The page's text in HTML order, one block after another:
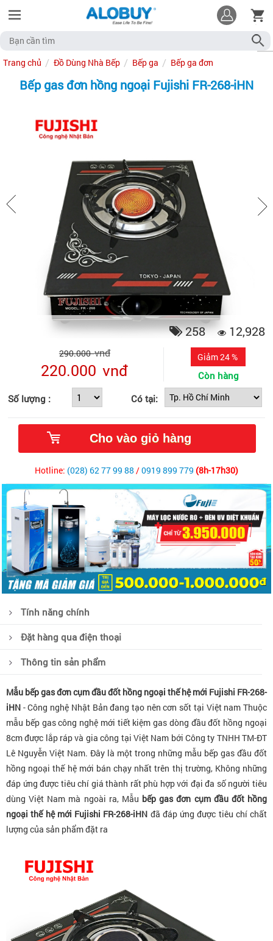
Trang chủ Đồ Dùng Nhà Bếp Bếp ga Bếp ga đơn
Bếp gas đơn hồng ngoại Fujishi FR-268-iHN
258 12,928
290.000vnđ
220.000 vnđ
Giảm 24 %
Còn hàng
Số lượng :
Có tại:
Hotline: (028) 62 77 99 88 /0919 899 779 (8h-17h30)
Tính năng chính
Đặt hàng qua điện thoại
Thông tin sản phẩm
Mẫu bếp gas đơn cụm đầu đốt hồng ngoại thế hệ mới Fujishi FR-268-
iHN - Công nghệ Nhật Bản đang tạo nên cơn sốt tại Việt nam Thuộc
mẫu bếp gas công nghệ mới tiết kiệm gas dòng đầu đốt hồng ngoại
8cm được lắp ráp và gia công tại Việt Nam bới Công ty TNHH TM-ĐT
Lê Nguyễn Việt Nam. Đây là một trong những mẫu bếp gas đầu đốt
hồng ngoại thế hệ mới bán chạy nhất trên thị trường, Không những
đáp ứng được tiêu chí giá thành rất phù hợp với đại đa số người tiêu
dùng Việt Nam mà ngoài ra, Mẫu bếp gas đơn cụm đầu đốt hồng
ngoại thế hệ mới Fujishi FR-268-iHN đã đáp ứng được tiêu chí chất
lượng của sản phẩm đặt ra